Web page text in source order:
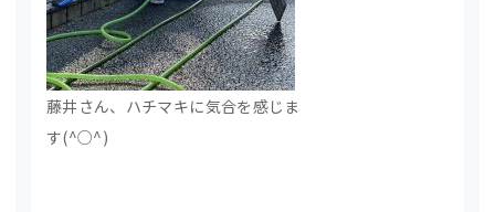
藤井さん、ハチマキに気合を感じま
す(^○^)